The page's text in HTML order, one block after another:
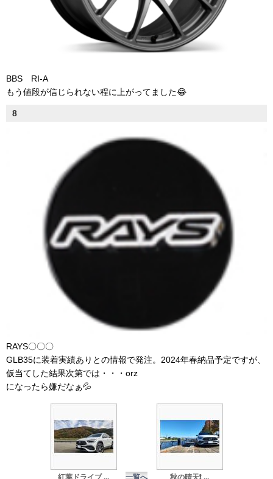
BBS RI-A
もう値段が信じられない程に上がってました😂
8
RAYS〇〇〇
GLB35に装着実績ありとの情報で発注。2024年春納品予定ですが、
仮当てした結果次第では・・・orz
になったら嫌だなぁ💦